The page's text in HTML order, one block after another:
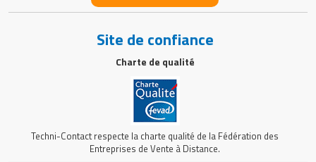
Site de confiance
Charte de qualité
Techni-Contact respecte la charte qualité de la Fédération des
Entreprises de Vente à Distance.